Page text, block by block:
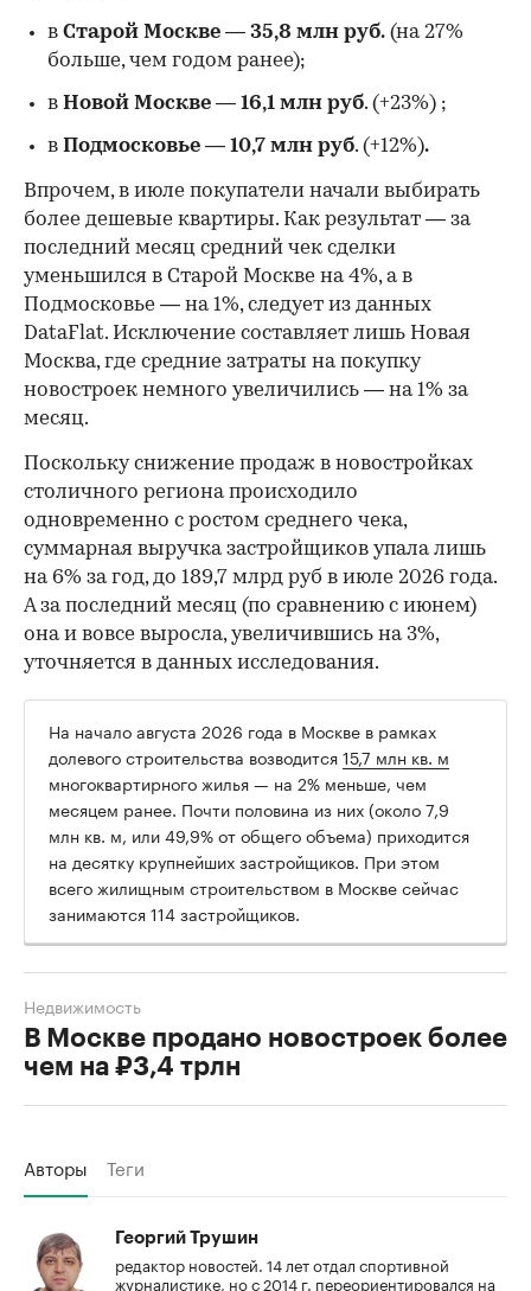
в Старой Москве — 35,8 млн руб. (на 27%
больше, чем годом ранее);
в Новой Москве — 16,1 млн руб. (+23%) ;
в Подмосковье — 10,7 млн руб. (+12%).
Впрочем, в июле покупатели начали выбирать
более дешевые квартиры. Как результат — за
последний месяц средний чек сделки
уменьшился в Старой Москве на 4%, а в
Подмосковье — на 1%, следует из данных
DataFlat. Исключение составляет лишь Новая
Москва, где средние затраты на покупку
новостроек немного увеличились — на 1% за
месяц.
Поскольку снижение продаж в новостройках
столичного региона происходило
одновременно с ростом среднего чека,
суммарная выручка застройщиков упала лишь
на 6% за год, до 189,7 млрд руб в июле 2026 года.
А за последний месяц (по сравнению с июнем)
она и вовсе выросла, увеличившись на 3%,
уточняется в данных исследования.
На начало августа 2026 года в Москве в рамках
долевого строительства возводится15,7 млн кв. м
многоквартирного жилья — на 2% меньше, чем
месяцем ранее. Почти половина из них (около 7,9
млн кв. м, или 49,9% от общего объема) приходится
на десятку крупнейших застройщиков. При этом
всего жилищным строительством в Москве сейчас
занимаются 114 застройщиков.
В Москве продано новостроек более
чем на ₽3,4 трлн
Недвижимость
Авторы Теги
Георгий Трушин
редактор новостей. 14 лет отдал спортивной
журналистике, но с 2014 г. переориентировался на